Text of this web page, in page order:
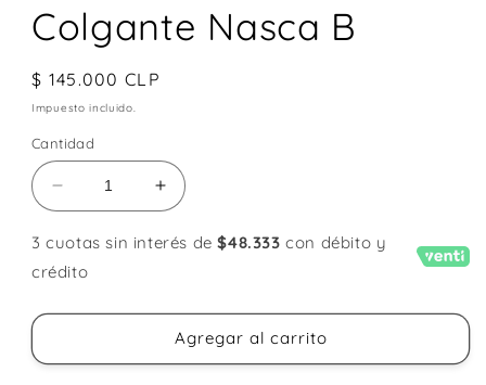
una
ventana
modal
Colgante Nasca B
Precio
habitual
$ 145.000 CLP
Impuesto incluido.
Cantidad
Reducir
cantidad
para
Colgante
B
Aumentar
cantidad
para
B
3 cuotas sin interés de$48.333 con débito y
crédito
Agregar al carrito